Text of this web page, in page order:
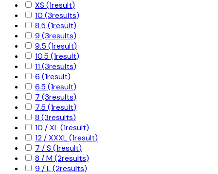
XS (1result)
10 (3results)
8.5 (1result)
9 (3results)
9.5 (1result)
10.5 (1result)
11(3results)
6 (1result)
6.5 (1result)
7 (3results)
7.5 (1result)
8 (3results)
10 / XL(1result)
12 / XXXL(1result)
7 / S (1result)
8 / M(2results)
9 / L(2results)